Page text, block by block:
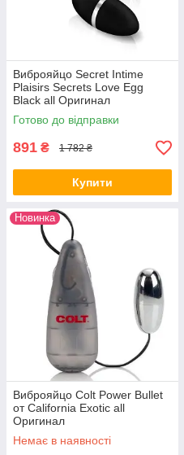
Виброяйцо Secret Intime
Plaisirs Secrets Love Egg
Black all Оригинал
Готово до відправки
891 ₴ 1 782 ₴
Купити
Новинка
Виброяйцо Colt Power Bullet
от California Exotic all
Оригинал
Немає в наявності